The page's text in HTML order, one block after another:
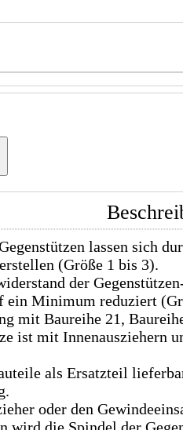
lassen sich
(Größe 1 bis 3).
der
ein Minimum reduziert
mit Baureihe 21,
ist mit Innenausziehern
als Ersatzteil
oder den